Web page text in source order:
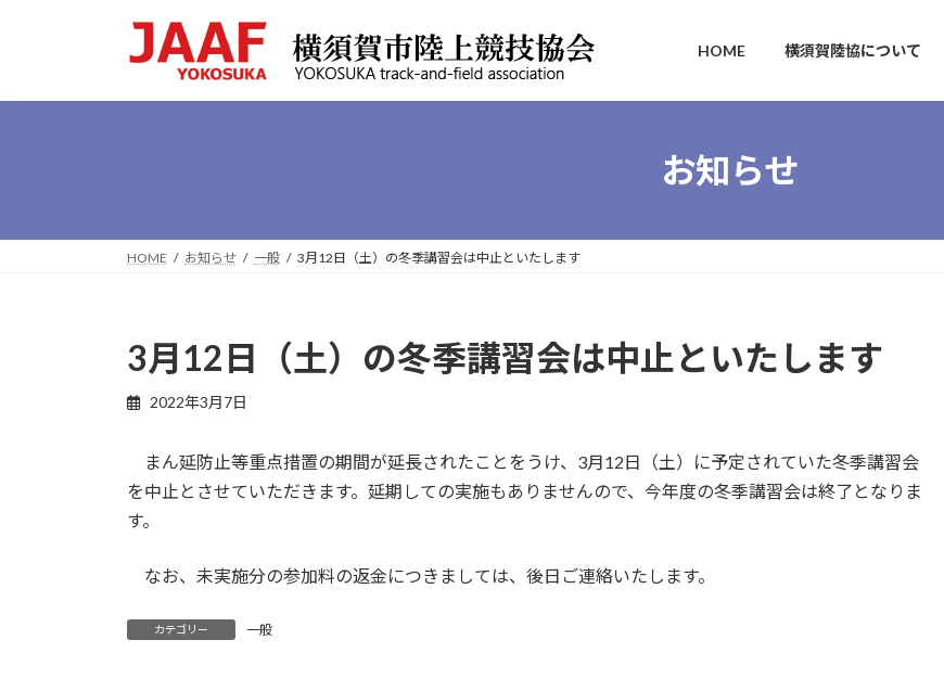
プ
動
HOME 横須賀陸協について
お知らせ
HOME お知らせ 一般 3月12日（土）の冬季講習会は中止といたします
3月12日（土）の冬季講習会は中止といたします
2022年3月7日
新
日
まん延防止等重点措置の期間が延長されたことをうけ、3月12日（土）に予定されていた冬季講習会
を中止とさせていただきます。延期しての実施もありませんので、今年度の冬季講習会は終了となりま
す。
なお、未実施分の参加料の返金につきましては、後日ご連絡いたします。
カテゴリー 一般